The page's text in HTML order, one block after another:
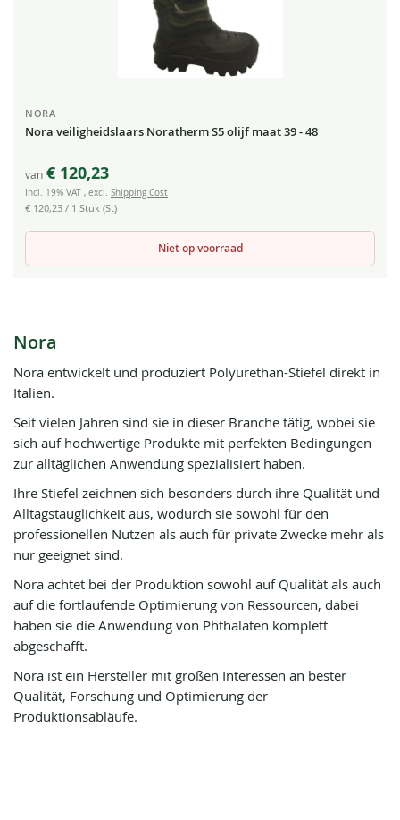
NORA
Nora veiligheidslaars Noratherm S5 olijf maat 39 - 48
van € 120,23
Incl. 19% VAT , excl. Shipping Cost
€ 120,23 / 1 Stuk (St)
Niet op voorraad
Nora
Nora entwickelt und produziert Polyurethan-Stiefel direkt in
Italien.
Seit vielen Jahren sind sie in dieser Branche tätig, wobei sie
sich auf hochwertige Produkte mit perfekten Bedingungen
zur alltäglichen Anwendung spezialisiert haben.
Ihre Stiefel zeichnen sich besonders durch ihre Qualität und
Alltagstauglichkeit aus, wodurch sie sowohl für den
professionellen Nutzen als auch für private Zwecke mehr als
nur geeignet sind.
Nora achtet bei der Produktion sowohl auf Qualität als auch
auf die fortlaufende Optimierung von Ressourcen, dabei
haben sie die Anwendung von Phthalaten komplett
abgeschafft.
Nora ist ein Hersteller mit großen Interessen an bester
Qualität, Forschung und Optimierung der
Produktionsabläufe.